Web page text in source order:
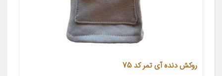
روکش دنده آی تمر کد 75